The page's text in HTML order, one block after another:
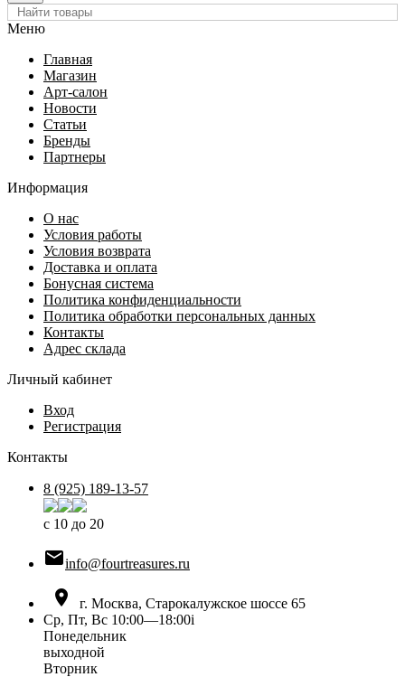
Меню
Главная
Магазин
Арт-салон
Новости
Статьи
Бренды
Партнеры
Информация
О нас
Условия работы
Условия возврата
Доставка и оплата
Бонусная система
Политика конфиденциальности
Политика обработки персональных данных
Контакты
Адрес склада
Личный кабинет
Вход
Регистрация
Контакты
8 (925) 189-13-57
с 10 до 20
info@fourtreasures.ru

г. Москва, Старокалужское шоссе 65
Ср, Пт, Вс 10:00—18:00i
Понедельник
выходной
Вторник